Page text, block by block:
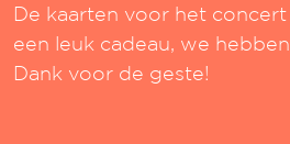
De kaarten voor het
een leuk cadeau, we
Dank voor de geste!